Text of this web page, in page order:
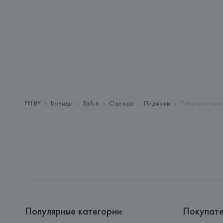
FH.BY Бренды Taifun Одежда Пиджаки Пиджак с
Популярные категории